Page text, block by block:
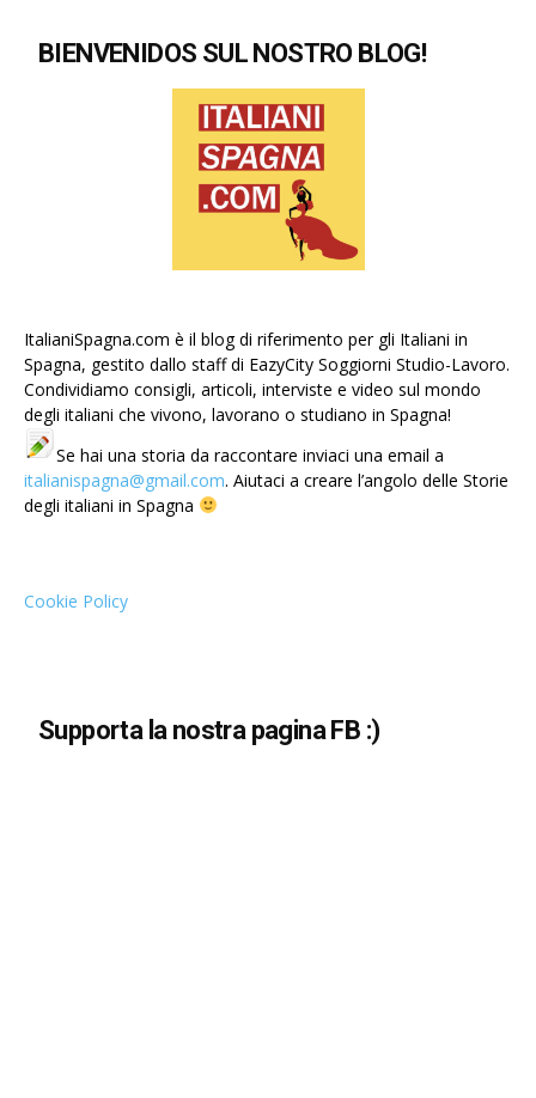
BIENVENIDOS SUL NOSTRO BLOG!
ItalianiSpagna.com è il blog di riferimento per gli Italiani in
Spagna, gestito dallo staff di EazyCity Soggiorni Studio-Lavoro.
Condividiamo consigli, articoli, interviste e video sul mondo
degli italiani che vivono, lavorano o studiano in Spagna!
Se hai una storia da raccontare inviaci una email a
italianispagna@gmail.com. Aiutaci a creare l’angolo delle Storie
degli italiani in Spagna
Cookie Policy
Supporta la nostra pagina FB :)